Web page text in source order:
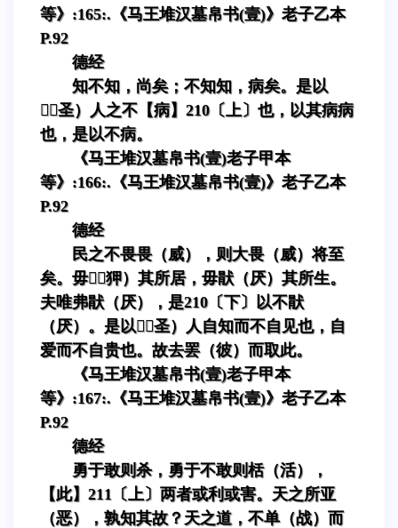
等》:165:.《马王堆汉墓帛书(壹)》老子乙本
P.92
德经
知不知，尚矣；不知知，病矣。是以
（圣）人之不【病】210〔上〕也，以其病病
也，是以不病。
《马王堆汉墓帛书(壹)老子甲本
等》:166:.《马王堆汉墓帛书(壹)》老子乙本
P.92
德经
民之不畏畏（威），则大畏（威）将至
矣。毋（狎）其所居，毋猒（厌）其所生。
夫唯弗猒（厌），是210〔下〕以不猒
（厌）。是以（圣）人自知而不自见也，自
爱而不自贵也。故去罢（彼）而取此。
《马王堆汉墓帛书(壹)老子甲本
等》:167:.《马王堆汉墓帛书(壹)》老子乙本
P.92
德经
勇于敢则杀，勇于不敢则栝（活），
【此】211〔上〕两者或利或害。天之所亚
（恶），孰知其故？天之道，不单（战）而